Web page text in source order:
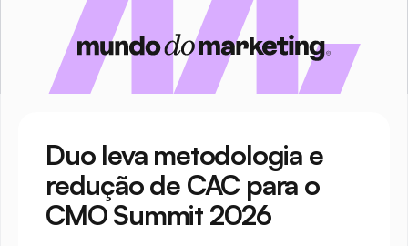
Duo leva metodologia e
redução de CAC para o
CMO Summit 2026